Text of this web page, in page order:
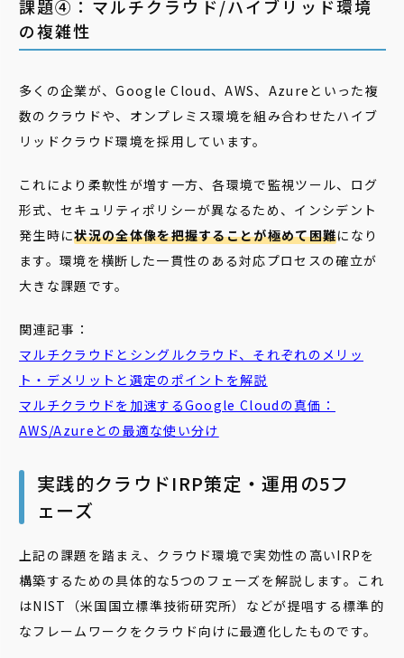
課題④：マルチクラウド/ハイブリッド環境
の複雑性
多くの企業が、Google Cloud、AWS、Azureといった複
数のクラウドや、オンプレミス環境を組み合わせたハイブ
リッドクラウド環境を採用しています。
これにより柔軟性が増す一方、各環境で監視ツール、ログ
形式、セキュリティポリシーが異なるため、インシデント
発生時に状況の全体像を把握することが極めて困難になり
ます。環境を横断した一貫性のある対応プロセスの確立が
大きな課題です。
関連記事：
マルチクラウドとシングルクラウド、それぞれのメリッ
ト・デメリットと選定のポイントを解説
マルチクラウドを加速するGoogle Cloudの真価：
AWS/Azureとの最適な使い分け
実践的クラウドIRP策定・運用の5フ
ェーズ
上記の課題を踏まえ、クラウド環境で実効性の高いIRPを
構築するための具体的な5つのフェーズを解説します。これ
はNIST（米国国立標準技術研究所）などが提唱する標準的
なフレームワークをクラウド向けに最適化したものです。